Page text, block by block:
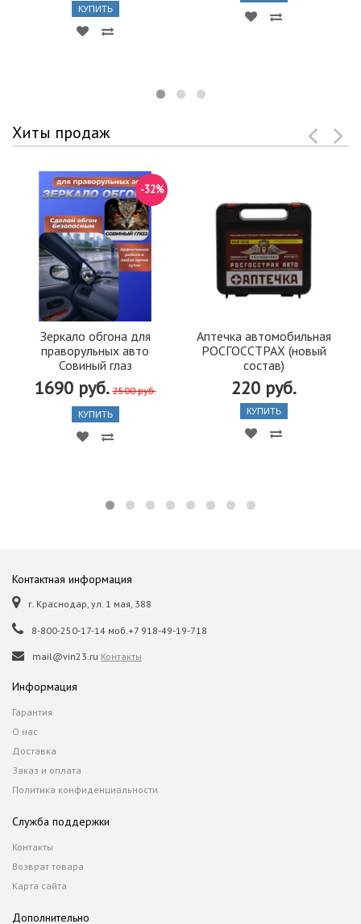
КУПИТЬ
Хиты продаж
Зеркало обгона для
праворульных авто
Совиный глаз
1690 руб. 2500 руб.
-32%
КУПИТЬ
Аптечка автомобильная
РОСГОССТРАХ (новый
состав)
220 руб.
КУПИТЬ
Контактная информация
г. Краснодар, ул. 1 мая, 388
8-800-250-17-14 моб.+7 918-49-19-718
mail@vin23.ru Контакты
Информация
Гарантия
О нас
Доставка
Заказ и оплата
Политика конфиденциальности
Служба поддержки
Контакты
Возврат товара
Карта сайта
Дополнительно